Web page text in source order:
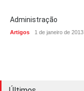
Administração
Artigos 1 de janeiro de 2013